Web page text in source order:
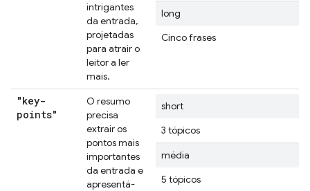
intrigantes
da entrada,
projetadas
para atrair o
leitor a ler
mais.
long
Cinco frases
"key-
points"
O resumo
precisa
extrair os
pontos mais
importantes
da entrada e
apresentá-
short
3 tópicos
média
5 tópicos